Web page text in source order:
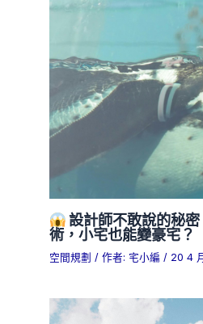
設計師不敢說的秘
術，小宅也能變豪宅？
空間規劃 / 作者: 宅小編/ 20 4